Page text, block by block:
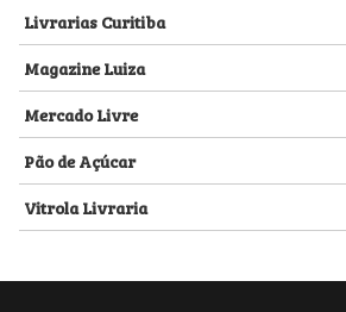
Livrarias Curitiba
Magazine Luiza
Mercado Livre
Pão de Açúcar
Vitrola Livraria